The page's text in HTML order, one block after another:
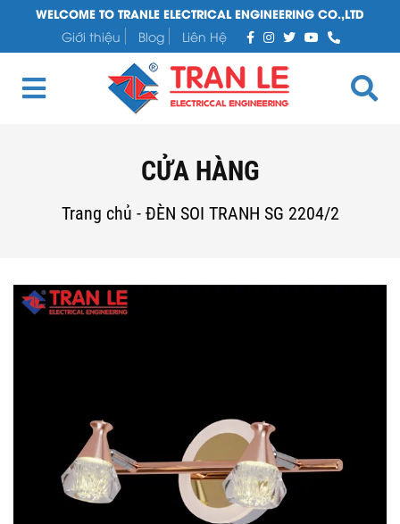
WELCOME TO TRANLE ELECTRICAL ENGINEERING CO.,LTD
Giới thiệu
Blog Liên Hệ
CỬA HÀNG
Trang chủ - ĐÈN SOI TRANH SG 2204/2